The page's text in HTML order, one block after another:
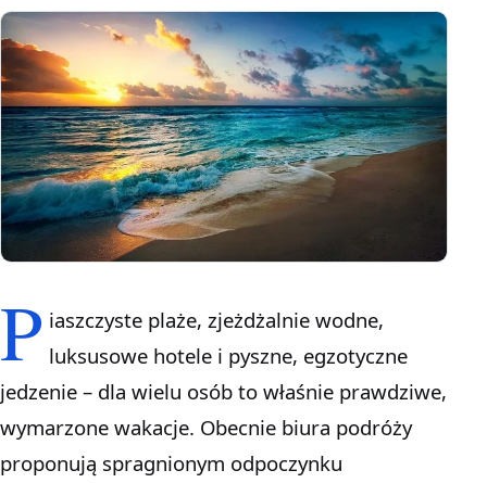
P iaszczyste plaże, zjeżdżalnie wodne,
luksusowe hotele i pyszne, egzotyczne
jedzenie – dla wielu osób to właśnie prawdziwe,
wymarzone wakacje. Obecnie biura podróży
proponują spragnionym odpoczynku